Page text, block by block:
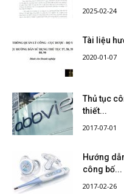
2025-02-24
Tài liệu
2020-01-07
Thủ tục
thiết...
2017-07-01
Hướng
công bố...
2017-02-26